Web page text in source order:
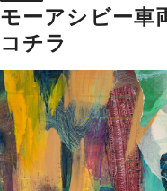
モーアシビー車
コチラ